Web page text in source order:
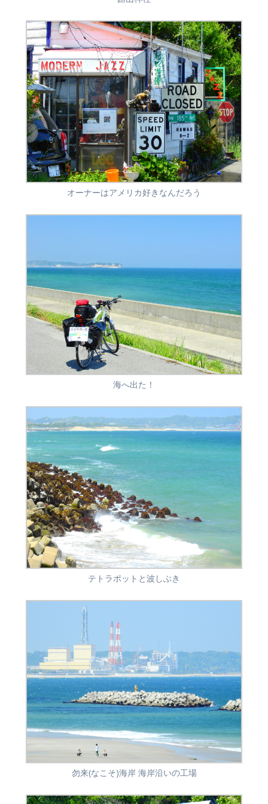
オーナーはアメリカ好きなんだろう
海へ出た！
テトラポットと波しぶき
勿来(なこそ)海岸 海岸沿いの工場